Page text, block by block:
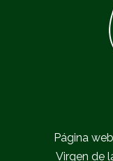
Página
Virgen de